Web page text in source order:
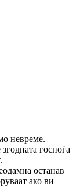
невреме.
госпоѓа
останав
ако ви